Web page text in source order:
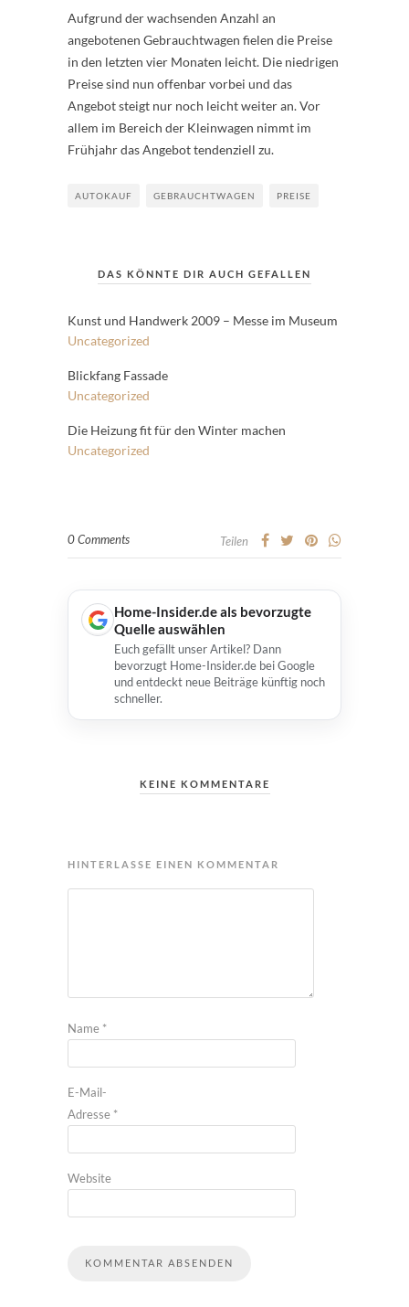
Aufgrund der wachsenden Anzahl an
angebotenen Gebrauchtwagen fielen die Preise
in den letzten vier Monaten leicht. Die niedrigen
Preise sind nun offenbar vorbei und das
Angebot steigt nur noch leicht weiter an. Vor
allem im Bereich der Kleinwagen nimmt im
Frühjahr das Angebot tendenziell zu.
AUTOKAUF GEBRAUCHTWAGEN PREISE
DAS KÖNNTE DIR AUCH GEFALLEN
Kunst und Handwerk 2009 – Messe im Museum
Uncategorized
Blickfang Fassade
Uncategorized
Die Heizung fit für den Winter machen
Uncategorized
0 Comments Teilen
Home-Insider.de als bevorzugte
Quelle auswählen
Euch gefällt unser Artikel? Dann
bevorzugt Home-Insider.de bei Google
und entdeckt neue Beiträge künftig noch
schneller.
KEINE KOMMENTARE
HINTERLASSE EINEN KOMMENTAR
Name *
E-Mail-
Adresse *
Website